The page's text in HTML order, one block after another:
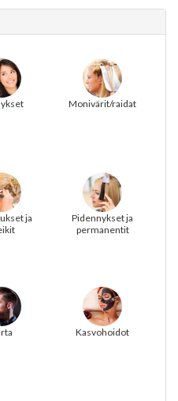
Monivärit/raidat
ja
Pidennykset ja
permanentit
Kasvohoidot